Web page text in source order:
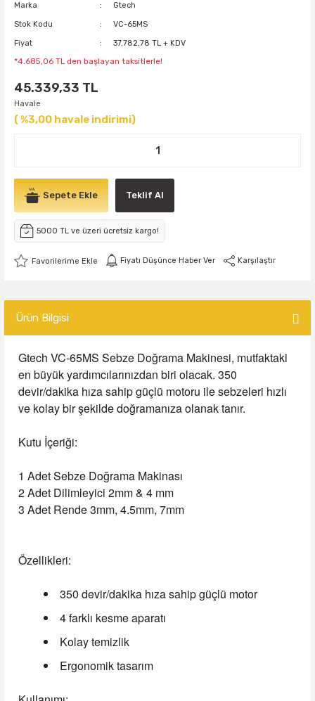
Marka Gtech
Stok Kodu VC-65MS
Fiyat 37.782,78 TL + KDV
*4.685,06 TL den başlayan taksitlerle!
45.339,33 TL
Havale
( %3,00 havale indirimi)
Sepete Ekle Teklif Al
5000 TL ve üzeri ücretsiz kargo!
Fiyatı Düşünce Haber Ver Karşılaştır
Ürün Bilgisi
Gtech VC-65MS Sebze Doğrama Makinesi, mutfaktaki
en büyük yardımcılarınızdan biri olacak. 350
devir/dakika hıza sahip güçlü motoru ile sebzeleri hızlı
ve kolay bir şekilde doğramanıza olanak tanır.
Kutu İçeriği:
1 Adet Sebze Doğrama Makinası
2 Adet Dilimleyici 2mm & 4 mm
3 Adet Rende 3mm, 4.5mm, 7mm
Özellikleri:
350 devir/dakika hıza sahip güçlü motor
4 farklı kesme aparatı
Kolay temizlik
Ergonomik tasarım